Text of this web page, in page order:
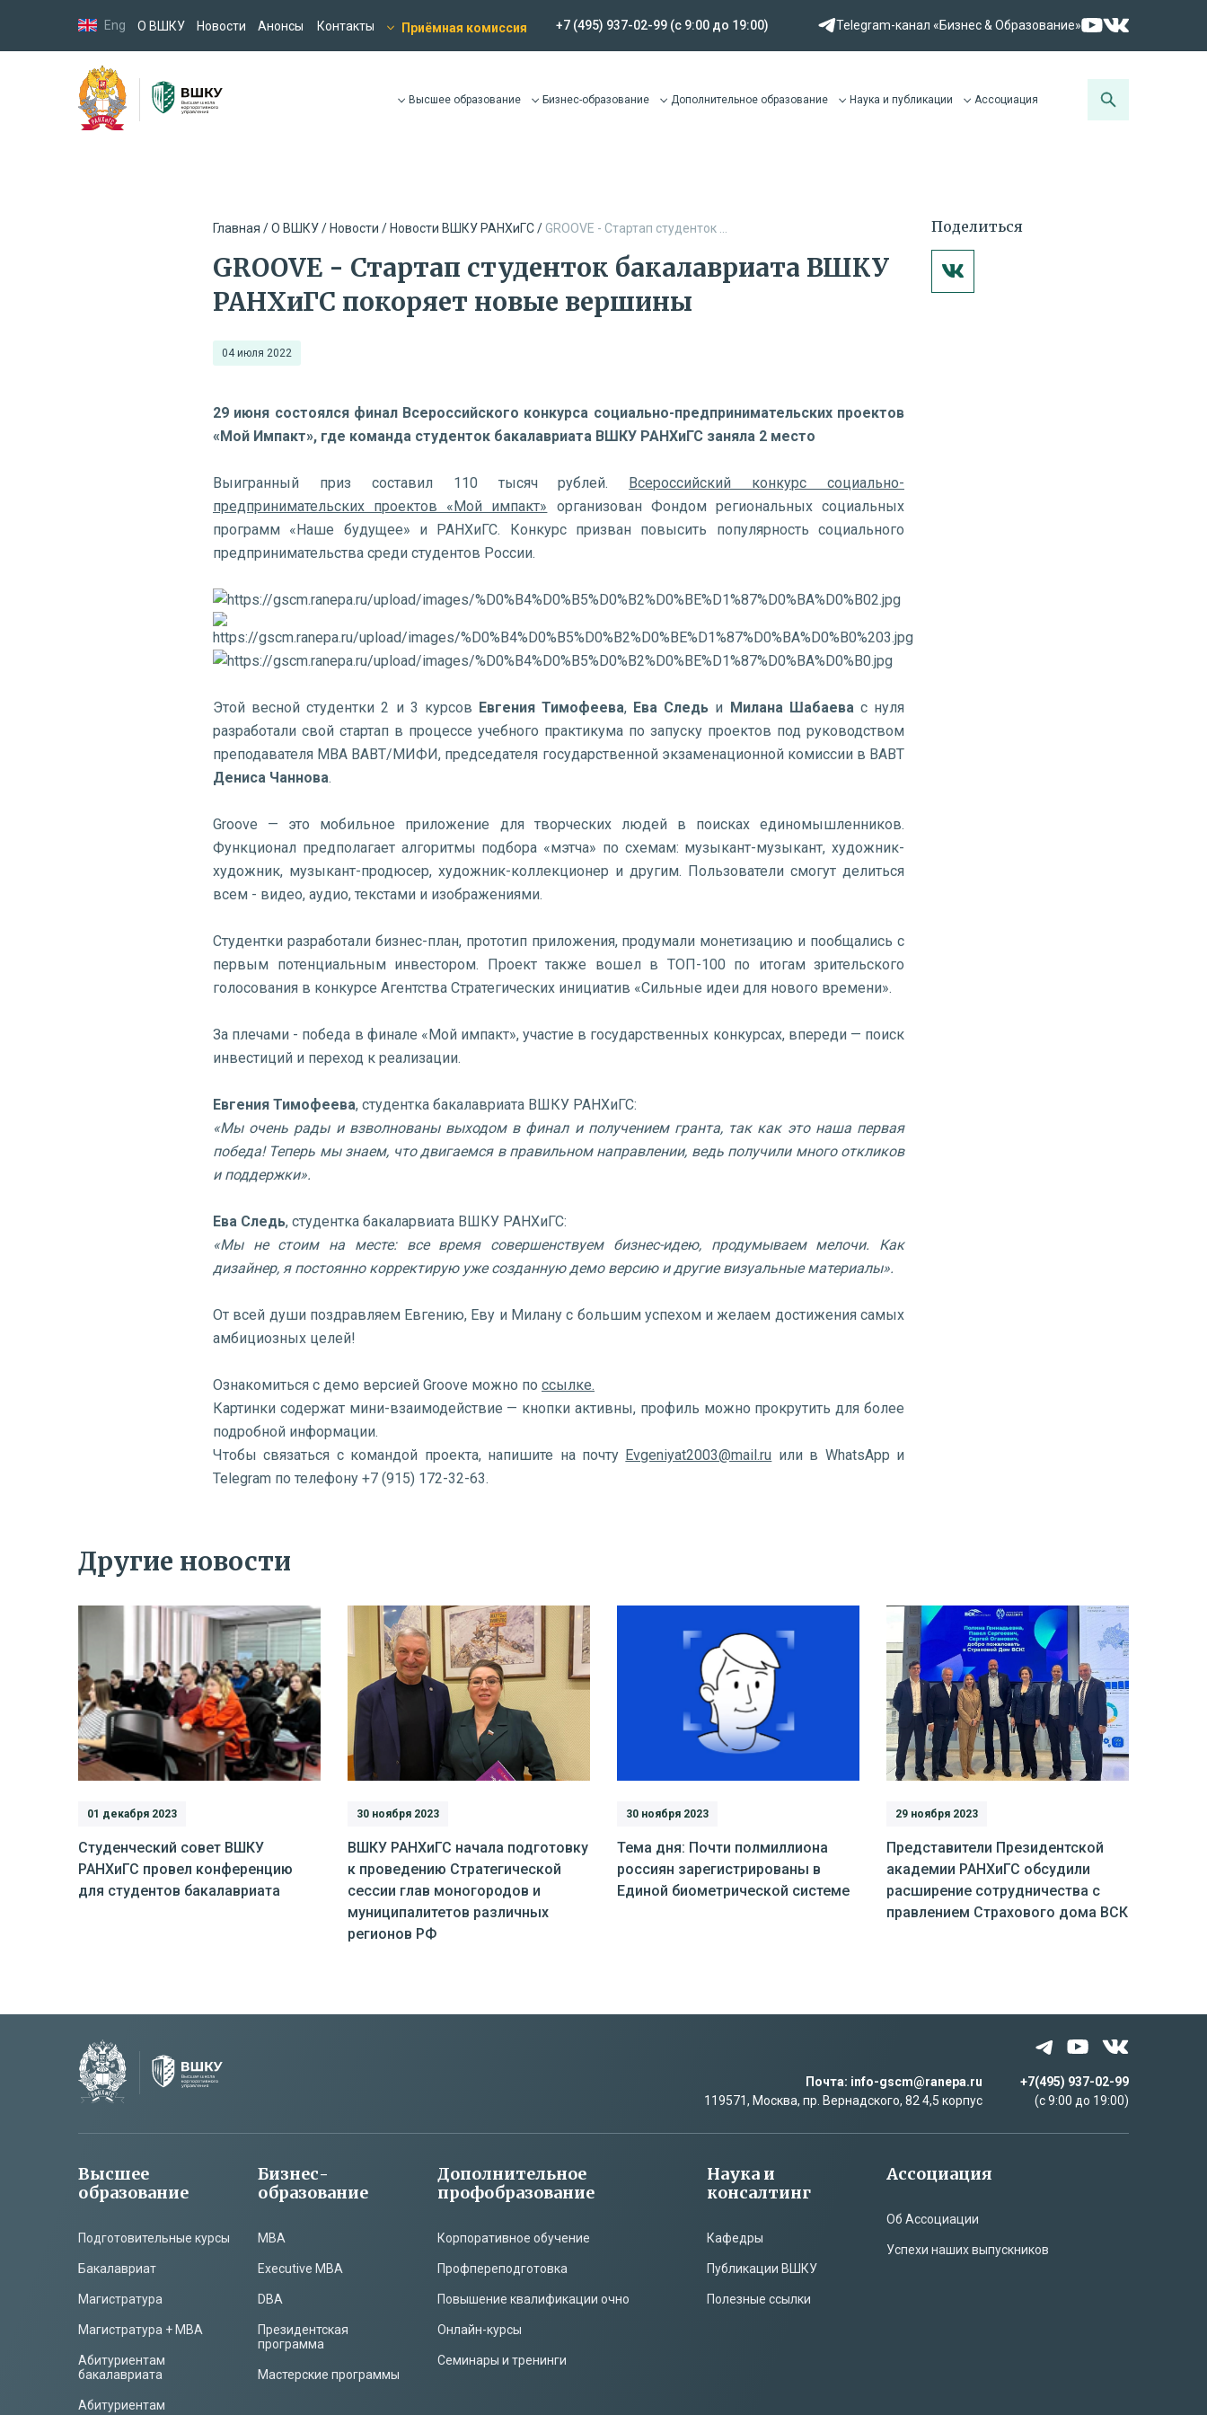
Eng О ВШКУ Новости Анонсы Контакты Приёмная комиссия +7 (495) 937-02-99 (c 9:00 до 19:00) Telegram-канал «Бизнес & Образование»
Высшее образование Бизнес-образование Дополнительное образование Наука и публикации Ассоциация
Главная /О ВШКУ /Новости /Новости ВШКУ РАНХиГС / GROOVE - Стартап студенток ...
GROOVE - Стартап студенток бакалавриата ВШКУ
РАНХиГС покоряет новые вершины
04 июля 2022
29 июня состоялся финал Всероссийского конкурса социально-предпринимательских проектов
«Мой Импакт», где команда студенток бакалавриата ВШКУ РАНХиГС заняла 2 место
Выигранный приз составил 110 тысяч рублей. Всероссийский конкурс социально-
предпринимательских проектов «Мой импакт» организован Фондом региональных социальных
программ «Наше будущее» и РАНХиГС. Конкурс призван повысить популярность социального
предпринимательства среди студентов России.
Этой весной студентки 2 и 3 курсов Евгения Тимофеева, Ева Следь и Милана Шабаева с нуля
разработали свой стартап в процессе учебного практикума по запуску проектов под руководством
преподавателя МВА ВАВТ/МИФИ, председателя государственной экзаменационной комиссии в ВАВТ
Дениса Чаннова.
Groove — это мобильное приложение для творческих людей в поисках единомышленников.
Функционал предполагает алгоритмы подбора «мэтча» по схемам: музыкант-музыкант, художник-
художник, музыкант-продюсер, художник-коллекционер и другим. Пользователи смогут делиться
всем - видео, аудио, текстами и изображениями.
Студентки разработали бизнес-план, прототип приложения, продумали монетизацию и пообщались с
первым потенциальным инвестором. Проект также вошел в ТОП-100 по итогам зрительского
голосования в конкурсе Агентства Стратегических инициатив «Сильные идеи для нового времени».
За плечами - победа в финале «Мой импакт», участие в государственных конкурсах, впереди — поиск
инвестиций и переход к реализации.
Евгения Тимофеева, студентка бакалавриата ВШКУ РАНХиГС:
«Мы очень рады и взволнованы выходом в финал и получением гранта, так как это наша первая
победа! Теперь мы знаем, что двигаемся в правильном направлении, ведь получили много откликов
и поддержки».
Ева Следь, студентка бакаларвиата ВШКУ РАНХиГС:
«Мы не стоим на месте: все время совершенствуем бизнес-идею, продумываем мелочи. Как
дизайнер, я постоянно корректирую уже созданную демо версию и другие визуальные материалы».
От всей души поздравляем Евгению, Еву и Милану с большим успехом и желаем достижения самых
амбициозных целей!
Ознакомиться с демо версией Groove можно по ссылке.
Картинки содержат мини-взаимодействие — кнопки активны, профиль можно прокрутить для более
подробной информации.
Чтобы связаться с командой проекта, напишите на почту Evgeniyat2003@mail.ru или в WhatsApp и
Telegram по телефону +7 (915) 172-32-63.
Поделиться
Другие новости
01 декабря 2023
Студенческий совет ВШКУ
РАНХиГС провел конференцию
для студентов бакалавриата
30 ноября 2023
ВШКУ РАНХиГС начала подготовку
к проведению Стратегической
сессии глав моногородов и
муниципалитетов различных
регионов РФ
30 ноября 2023
Тема дня: Почти полмиллиона
россиян зарегистрированы в
Единой биометрической системе
29 ноября 2023
Представители Президентской
академии РАНХиГС обсудили
расширение сотрудничества с
правлением Страхового дома ВСК
Почта: info-gscm@ranepa.ru
119571, Москва, пр. Вернадского, 82 4,5 корпус
+7(495) 937-02-99
(c 9:00 до 19:00)
Высшее
образование
Подготовительные курсы
Бакалавриат
Магистратура
Магистратура + MBA
Абитуриентам
бакалавриата
Абитуриентам
Бизнес-
образование
MBA
Executive MBA
DBA
Президентская
программа
Мастерские программы
Дополнительное
профобразование
Корпоративное обучение
Профпереподготовка
Повышение квалификации очно
Онлайн-курсы
Семинары и тренинги
Наука и
консалтинг
Кафедры
Публикации ВШКУ
Полезные ссылки
Ассоциация
Об Ассоциации
Успехи наших выпускников